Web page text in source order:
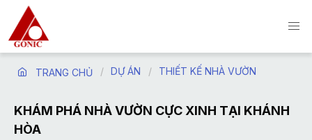
TRANG CHỦ DỰ ÁN THIẾT KẾ NHÀ VƯỜN
KHÁM PHÁ NHÀ VƯỜN CỰC XINH TẠI KHÁNH
HÒA